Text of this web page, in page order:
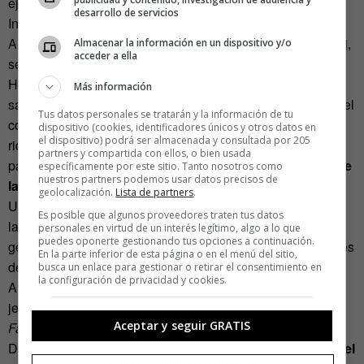
Inventaron un jefe todopoderoso, tomado de la obra de
Alfred JarryUbú Rey. Un personaje que, según escribe Baj,
se ha convertido en una figura teatral y literaria como
Hamlet o Don Quijote porque representa la «herejía, la
sátira, la desmitificación, la contestación y la destrucción del
concepto de autoritarismo». De su estupidez, sus
ridiculeces, sus absurdos, sus contradicciones y sus
paradojas surge «la mayormierdrificacióndel poder y de
la fe en el poder».
Una obra que, además, revolucionó la escritura dramática,
la puesta en escena, la iluminación, el vestuario, la
gesticulación… y convirtió a Jarry en uno de los precursores
del surrealismo, el dadaísmo y el teatro del absurdo.
Alfred Jarry habla de los amos de la Tierra y también del
jefe del firmamento. EnGestas y opiniones del doctor
Faustroll, patafísicohabla del cálculo de la superficie de
Dios. La conclusión es que
Dios es igual a cero. Dios es el
desarrollo de servicios
Almacenar la información en un dispositivo y/o
acceder a ella
Más información
Tus datos personales se tratarán y la información de tu
dispositivo (cookies, identificadores únicos y otros datos en
el dispositivo) podrá ser almacenada y consultada por 205
partners y compartida con ellos, o bien usada
específicamente por este sitio. Tanto nosotros como
nuestros partners podemos usar datos precisos de
geolocalización. Lista de partners.
Es posible que algunos proveedores traten tus datos
personales en virtud de un interés legítimo, algo a lo que
puedes oponerte gestionando tus opciones a continuación.
En la parte inferior de esta página o en el menú del sitio,
busca un enlace para gestionar o retirar el consentimiento en
la configuración de privacidad y cookies.
Aceptar y seguir GRATIS